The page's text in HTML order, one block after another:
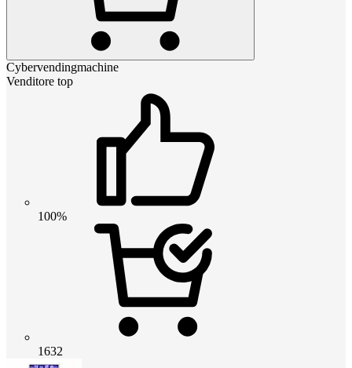
Cybervendingmachine
Venditore top
100%
1632